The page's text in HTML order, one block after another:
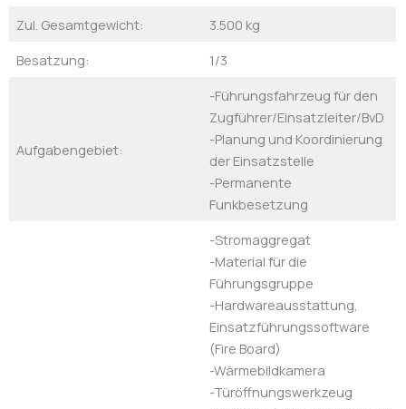
Zul. Gesamtgewicht:
3.500 kg
Besatzung:
1/3
Aufgabengebiet:
-Führungsfahrzeug für den
Zugführer/Einsatzleiter/BvD
-Planung und Koordinierung
der Einsatzstelle
-Permanente
Funkbesetzung
-Stromaggregat
-Material für die
Führungsgruppe
-Hardwareausstattung,
Einsatzführungssoftware
(Fire Board)
-Wärmebildkamera
-Türöffnungswerkzeug